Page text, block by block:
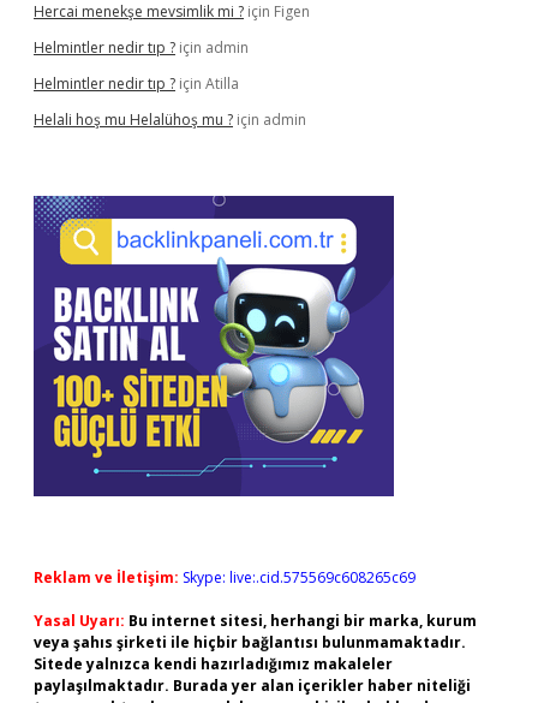
Hercai menekşe mevsimlik mi ? için Figen
Helmintler nedir tıp ? için admin
Helmintler nedir tıp ? için Atilla
Helali hoş mu Helalühoş mu ? için admin
Reklam ve İletişim: Skype: live:.cid.575569c608265c69
Yasal Uyarı: Bu internet sitesi, herhangi bir marka, kurum
veya şahıs şirketi ile hiçbir bağlantısı bulunmamaktadır.
Sitede yalnızca kendi hazırladığımız makaleler
paylaşılmaktadır. Burada yer alan içerikler haber niteliği